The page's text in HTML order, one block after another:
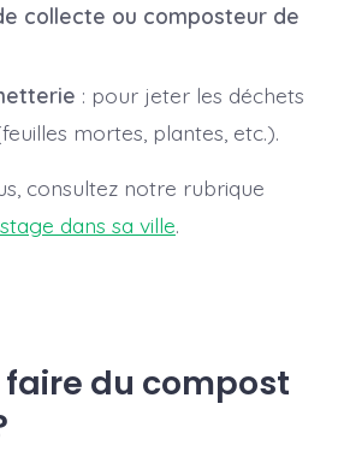
collecte ou composteur de
: pour jeter les déchets
mortes, plantes, etc.).
consultez notre rubrique
dans sa ville.
du compost